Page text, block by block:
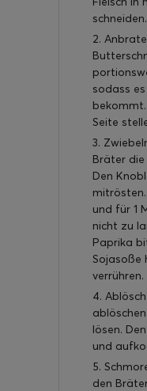
schneiden.
2.
sodass
Seite
3.
Bräter
Den
und für 1
nicht zu
Paprika
Sojasoße
verrühren.
4.
lösen.
und
5.
den